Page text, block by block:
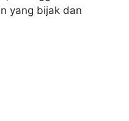
yang bijak dan